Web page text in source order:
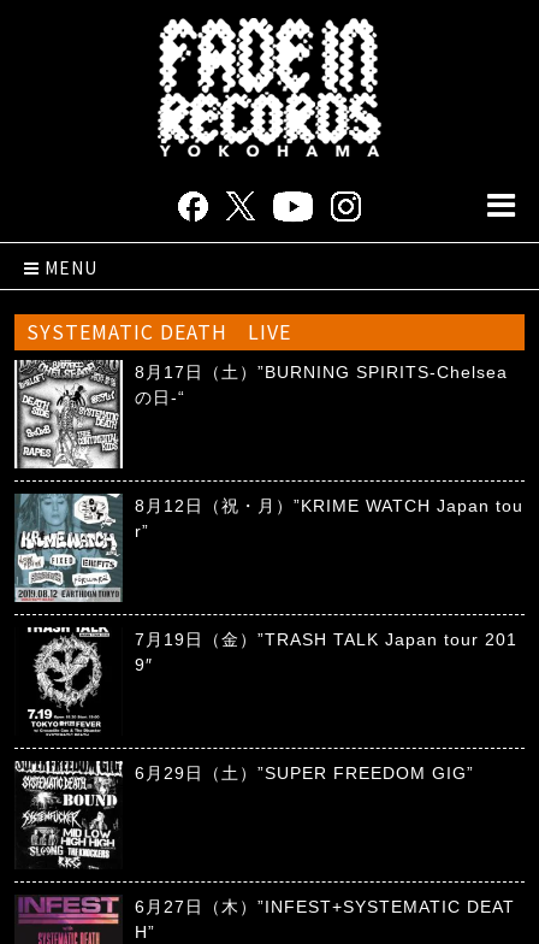
MENU
SYSTEMATIC DEATH LIVE
8月17日（土）”BURNING SPIRITS-Chelsea
の日-“
8月12日（祝・月）”KRIME WATCH Japan tou
r”
7月19日（金）”TRASH TALK Japan tour 201
9″
6月29日（土）”SUPER FREEDOM GIG”
6月27日（木）”INFEST+SYSTEMATIC DEAT
H”